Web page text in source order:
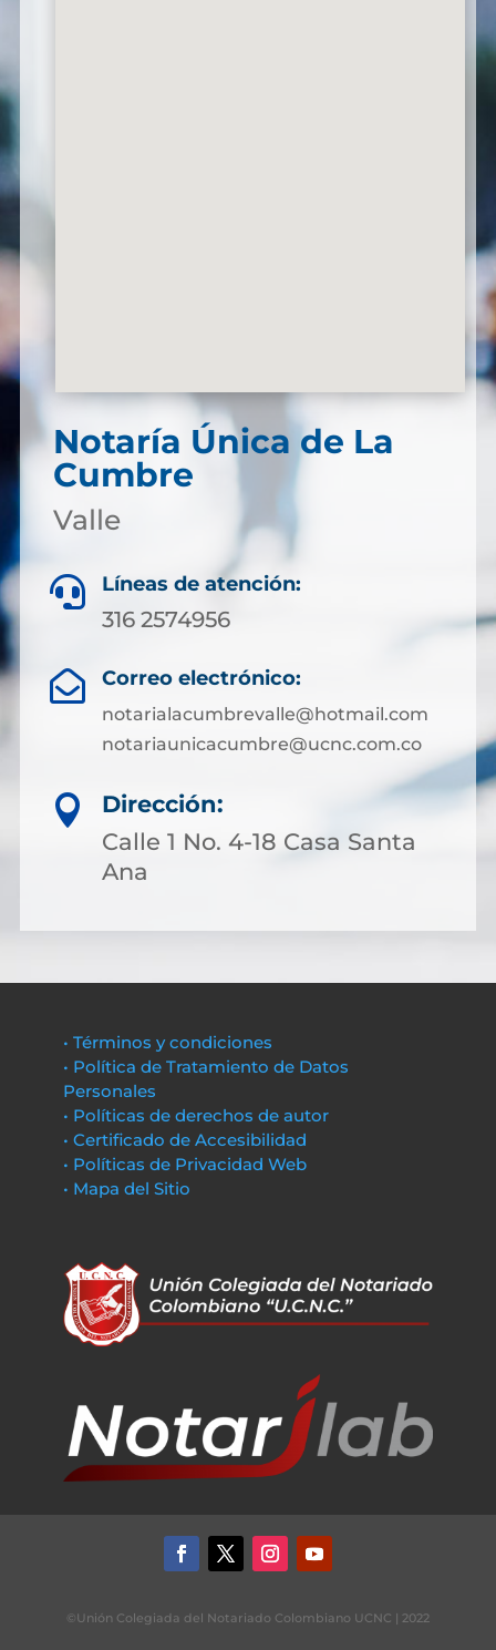
Notaría Única de La
Cumbre
Valle
 Líneas de atención:
316 2574956
 Correo electrónico:
notarialacumbrevalle@hotmail.com
notariaunicacumbre@ucnc.com.co

Dirección:
Calle 1 No. 4-18 Casa Santa
Ana
• Términos y condiciones
• Política de Tratamiento de Datos
Personales
• Políticas de derechos de autor
• Certificado de Accesibilidad
• Políticas de Privacidad Web
• Mapa del Sitio
©Unión Colegiada del Notariado Colombiano UCNC | 2022